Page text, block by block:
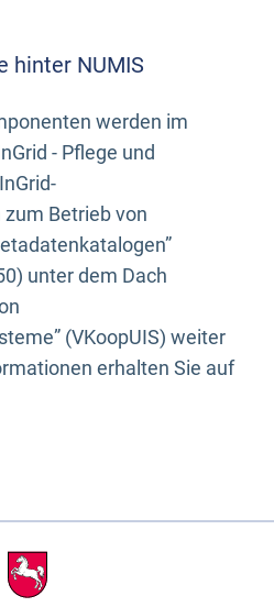
hinter NUMIS
werden im
- Pflege und
Betrieb von
unter dem Dach
(VKoopUIS) weiter
erhalten Sie auf